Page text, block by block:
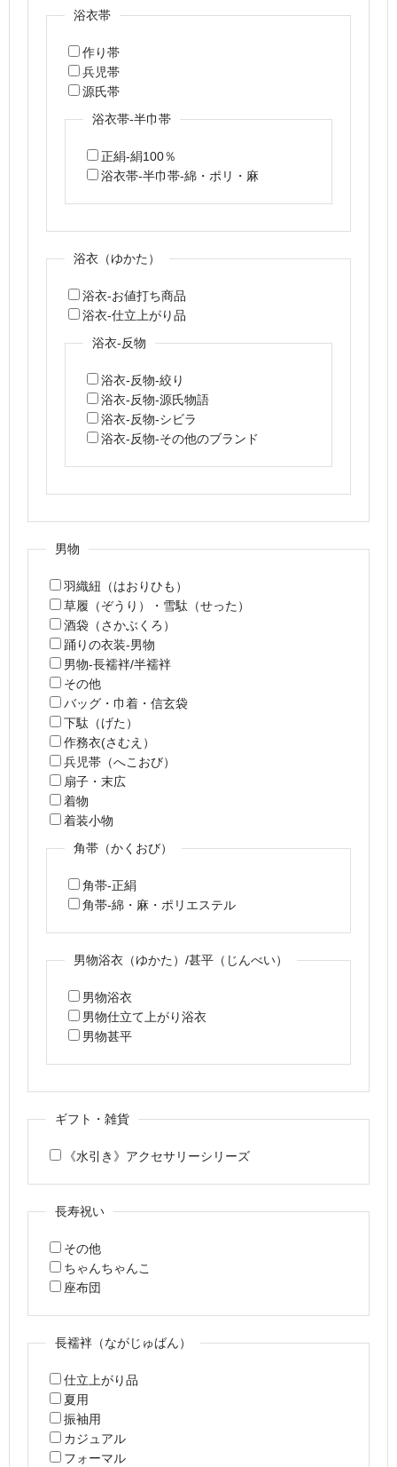
浴衣帯
作り帯
兵児帯
源氏帯
浴衣帯-半巾帯
正絹-絹100％
浴衣帯-半巾帯-綿・ポリ・麻
浴衣（ゆかた）
浴衣-お値打ち商品
浴衣-仕立上がり品
浴衣-反物
浴衣-反物-絞り
浴衣-反物-源氏物語
浴衣-反物-シビラ
浴衣-反物-その他のブランド
男物
羽織紐（はおりひも）
草履（ぞうり）・雪駄（せった）
酒袋（さかぶくろ）
踊りの衣装-男物
男物-長襦袢/半襦袢
その他
バッグ・巾着・信玄袋
下駄（げた）
作務衣(さむえ）
兵児帯（へこおび）
扇子・末広
着物
着装小物
角帯（かくおび）
角帯-正絹
角帯-綿・麻・ポリエステル
男物浴衣（ゆかた）/甚平（じんべい）
男物浴衣
男物仕立て上がり浴衣
男物甚平
ギフト・雑貨
《水引き》アクセサリーシリーズ
長寿祝い
その他
ちゃんちゃんこ
座布団
長襦袢（ながじゅばん）
仕立上がり品
夏用
振袖用
カジュアル
フォーマル